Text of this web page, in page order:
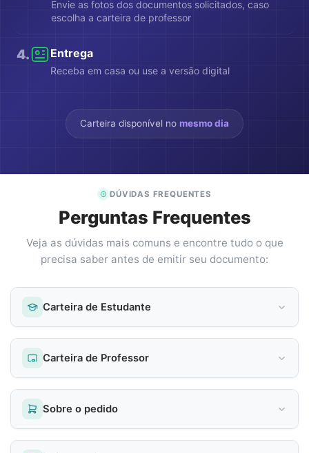
Envie as fotos dos documentos solicitados, caso
escolha a carteira de professor
4. Entrega
Receba em casa ou use a versão digital
Carteira disponível no mesmo dia
DÚVIDAS FREQUENTES
Perguntas Frequentes
Veja as dúvidas mais comuns e encontre tudo o que
precisa saber antes de emitir seu documento:
Carteira de Estudante
Carteira de Professor
Sobre o pedido